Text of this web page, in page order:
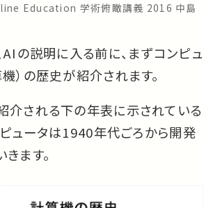
Education 学術俯瞰講義 2016 中島
AIの説明に入る前に、まずコンピュ
）の歴史が紹介されます。
介される下の年表に示されている
ピュータは1940年代ごろから開発
ます。